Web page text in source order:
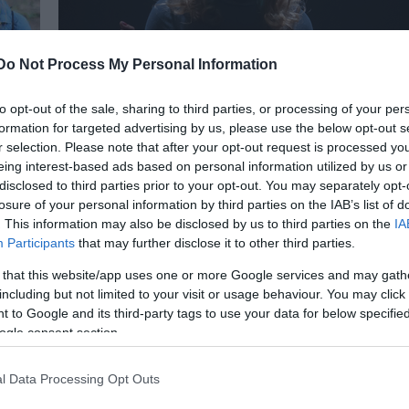
Not Process My Personal Information
opt-out of the sale, sharing to third parties, or processing of your
for targeted advertising by us, please use the below opt-out
selection. Please note that after your opt-out request is processed
interest-based ads based on personal information utilized by us
to third parties prior to your opt-out. You may separately
of your personal information by third parties on the IAB’s list of
This information may also be disclosed by us to third parties on the
Participants that may further disclose it to other third parties.
that this website/app uses one or more Google services and may
but not limited to your visit or usage behaviour. You may
to Google and its third-party tags to use your data for below
consent section.
Data Processing Opt Outs
a
Petrik Andreával
Műszemekről, szereposztó díványokról és a
Radnótiban kiplakátolt Népszabadságokról is
a színésznőt a Magyar Narancs.